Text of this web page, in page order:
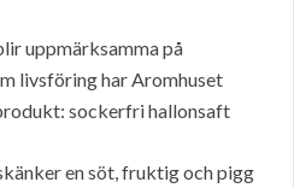
uppmärksamma på
livsföring har Aromhuset
sockerfri hallonsaft
en söt, fruktig och pigg